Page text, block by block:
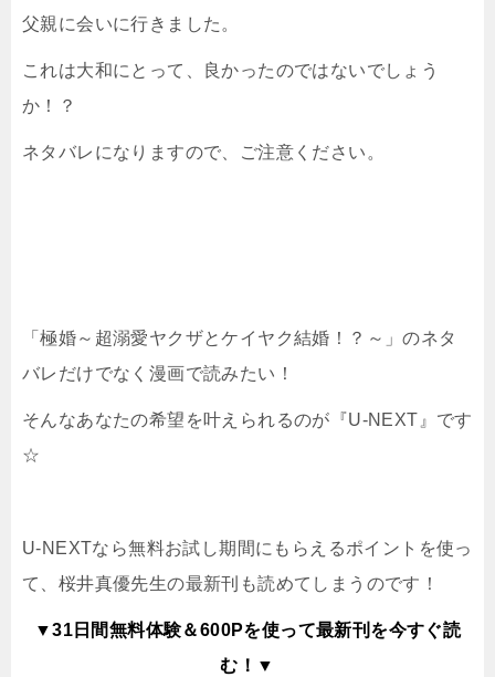
父親に会いに行きました。
これは大和にとって、良かったのではないでしょう
か！？
ネタバレになりますので、ご注意ください。
「極婚～超溺愛ヤクザとケイヤク結婚！？～」のネタ
バレだけでなく漫画で読みたい！
そんなあなたの希望を叶えられるのが『U-NEXT』です
☆
U-NEXTなら無料お試し期間にもらえるポイントを使っ
て、桜井真優先生の最新刊も読めてしまうのです！
▼31日間無料体験＆600Pを使って最新刊を今すぐ読
む！▼